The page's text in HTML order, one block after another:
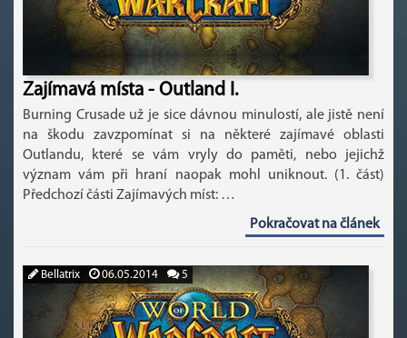
Zajímavá místa - Outland I.
Burning Crusade už je sice dávnou minulostí, ale jistě není
na škodu zavzpomínat si na některé zajímavé oblasti
Outlandu, které se vám vryly do paměti, nebo jejichž
význam vám při hraní naopak mohl uniknout. (1. část)
Předchozí části Zajímavých míst: …
Pokračovat na článek
Bellatrix 06.05.2014 5